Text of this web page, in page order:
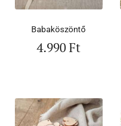
Babaköszöntő
4.990Ft